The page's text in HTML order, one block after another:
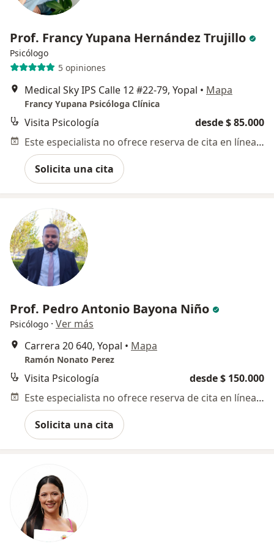
Prof. Francy Yupana Hernández Trujillo
Psicólogo
5 opiniones
Medical Sky IPS Calle 12 #22-79, Yopal • Mapa
Francy Yupana Psicóloga Clínica
Visita Psicología
desde $ 85.000
Este especialista no ofrece reserva de cita en línea en esta dirección.
Solicita una cita
Prof. Pedro Antonio Bayona Niño
Psicólogo · Ver más
Carrera 20 640, Yopal • Mapa
Ramón Nonato Perez
Visita Psicología
desde $ 150.000
Este especialista no ofrece reserva de cita en línea en esta dirección.
Solicita una cita